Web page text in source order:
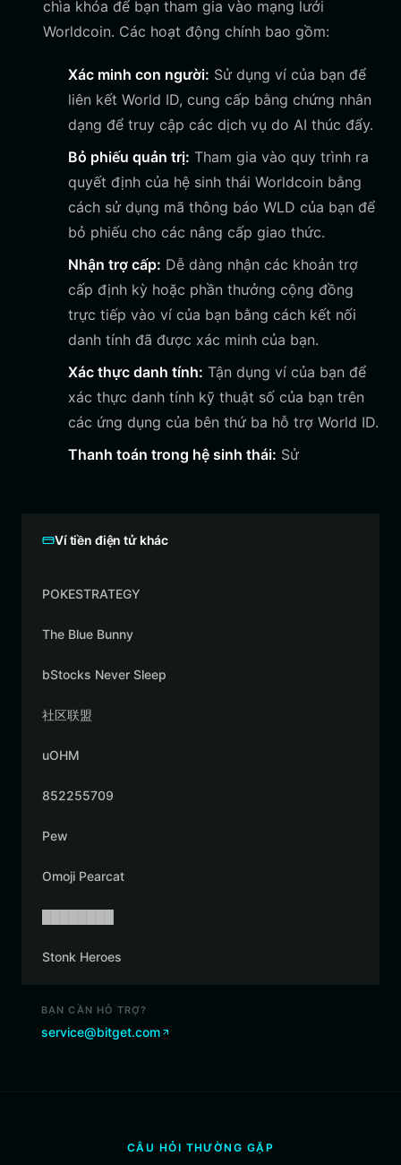
chìa khóa để bạn tham gia vào mạng lưới
Worldcoin. Các hoạt động chính bao gồm:
Xác minh con người: Sử dụng ví của bạn để
liên kết World ID, cung cấp bằng chứng nhân
dạng để truy cập các dịch vụ do AI thúc đẩy.
Bỏ phiếu quản trị: Tham gia vào quy trình ra
quyết định của hệ sinh thái Worldcoin bằng
cách sử dụng mã thông báo WLD của bạn để
bỏ phiếu cho các nâng cấp giao thức.
Nhận trợ cấp: Dễ dàng nhận các khoản trợ
cấp định kỳ hoặc phần thưởng cộng đồng
trực tiếp vào ví của bạn bằng cách kết nối
danh tính đã được xác minh của bạn.
Xác thực danh tính: Tận dụng ví của bạn để
xác thực danh tính kỹ thuật số của bạn trên
các ứng dụng của bên thứ ba hỗ trợ World ID.
Thanh toán trong hệ sinh thái: Sử
Ví tiền điện tử khác
POKESTRATEGY
The Blue Bunny
bStocks Never Sleep
社区联盟
uOHM
852255709
Pew
Omoji Pearcat
Stonk Heroes
BẠN CẦN HỖ TRỢ?
service@bitget.com
CÂU HỎI THƯỜNG GẶP